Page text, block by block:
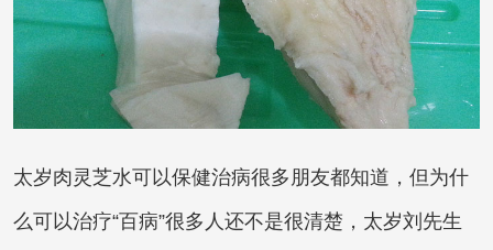
太岁肉灵芝水可以保健治病很多朋友都知道，但为什
么可以治疗“百病”很多人还不是很清楚，太岁刘先生